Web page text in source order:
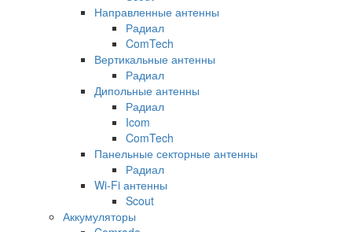
Направленные антенны
Радиал
ComTech
Вертикальные антенны
Радиал
Дипольные антенны
Радиал
Icom
ComTech
Панельные секторные антенны
Радиал
Wi-Fi антенны
Scout
Аккумуляторы